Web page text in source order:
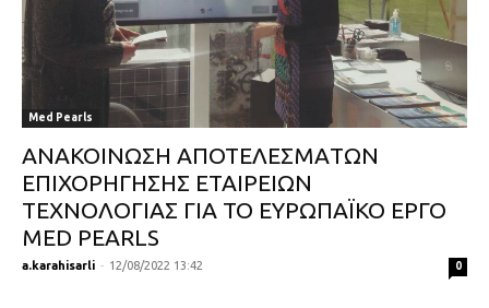
Med Pearls
ΑΝΑΚΟIΝΩΣΗ ΑΠΟΤΕΛΕΣΜAΤΩΝ
ΕΠΙΧΟΡHΓΗΣΗΣ ΕΤΑΙΡΕΙΩΝ
ΤΕΧΝΟΛΟΓΙΑΣ ΓΙΑ ΤΟ ΕΥΡΩΠΑΪΚΟ ΕΡΓΟ
MED PEARLS
a.karahisarli - 12/08/2022 13:42 0